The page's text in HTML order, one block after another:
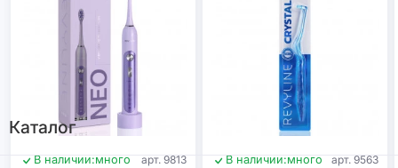
Каталог
В наличии:много арт. 9813 В наличии:много арт. 9563